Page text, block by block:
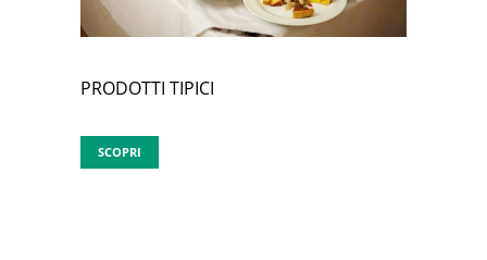
PRODOTTI TIPICI
SCOPRI